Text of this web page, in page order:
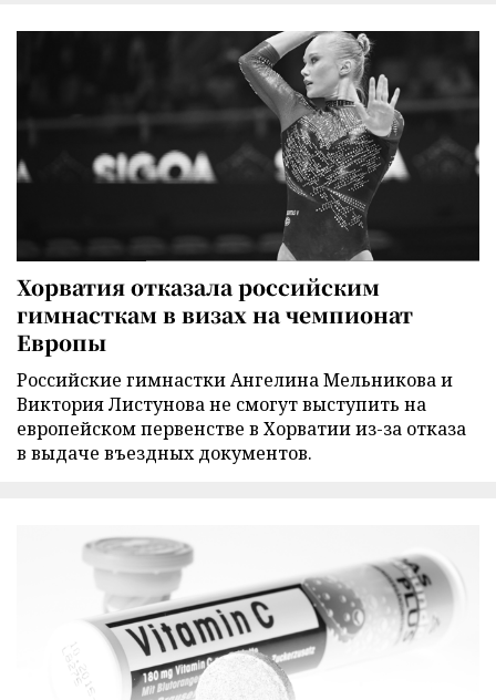
Хорватия отказала российским
гимнасткам в визах на чемпионат
Европы
Российские гимнастки Ангелина Мельникова и
Виктория Листунова не смогут выступить на
европейском первенстве в Хорватии из-за отказа
в выдаче въездных документов.